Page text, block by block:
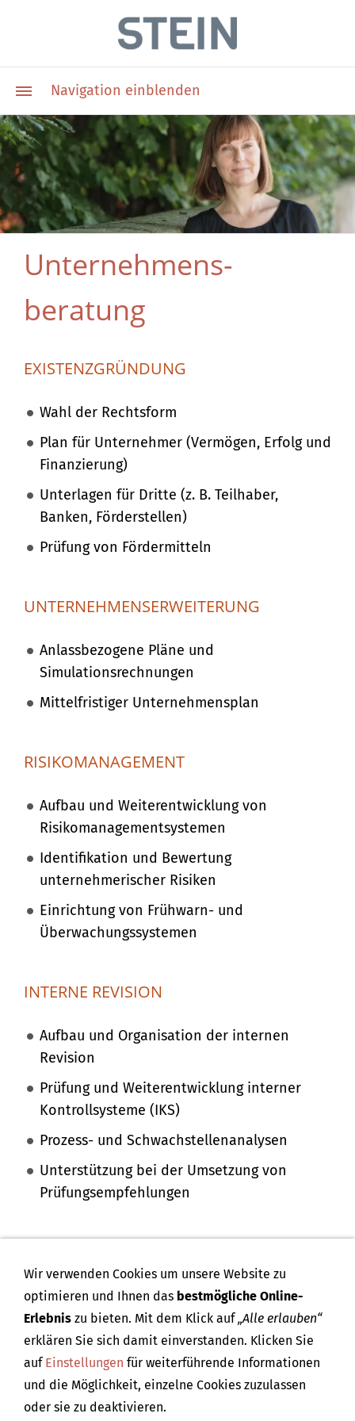
Navigation einblenden
Unternehmens­
beratung
EXISTENZGRÜNDUNG
Wahl der Rechtsform
Plan für Unternehmer (Vermögen, Erfolg und
Finanzierung)
Unterlagen für Dritte (z. B. Teilhaber,
Banken, Förderstellen)
Prüfung von Fördermitteln
UNTERNEHMENS­ERWEITERUNG
Anlassbezogene Pläne und
Simulationsrechnungen
Mittelfristiger Unternehmensplan
RISIKOMANAGEMENT
Aufbau und Weiterentwicklung von
Risikomanagementsystemen
Identifikation und Bewertung
unternehmerischer Risiken
Einrichtung von Frühwarn- und
Überwachungssystemen
INTERNE REVISION
Aufbau und Organisation der internen
Revision
Prüfung und Weiterentwicklung interner
Kontrollsysteme (IKS)
Prozess- und Schwachstellenanalysen
Unterstützung bei der Umsetzung von
Prüfungsempfehlungen
bei Kauf (Bewertung Fremdunternehmen)
bei Verkauf (Bewertung Eigenunternehmen)
Nachfolgeberatung/Unternehmensübertrag
Wir verwenden Cookies um unsere Website zu
optimieren und Ihnen das bestmögliche Online-
Erlebnis zu bieten. Mit dem Klick auf„Alle erlauben“
erklären Sie sich damit einverstanden. Klicken Sie
aufEinstellungen für weiterführende Informationen
und die Möglichkeit, einzelne Cookies zuzulassen
oder sie zu deaktivieren.